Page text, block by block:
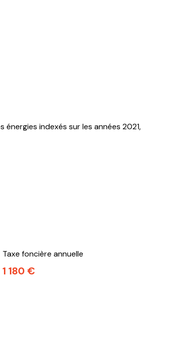
indexés sur les années 2021,
Taxe foncière annuelle
1 180 €